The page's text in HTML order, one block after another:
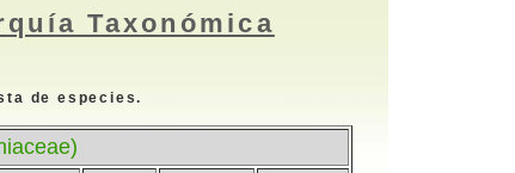
Taxonómica
de especies.